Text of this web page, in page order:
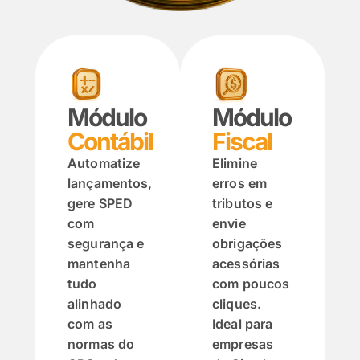
Módulo
Contábil
Automatize
lançamentos,
gere SPED
com
segurança e
mantenha
tudo
alinhado
com as
normas do
Módulo
Fiscal
Elimine
erros em
tributos e
envie
obrigações
acessórias
com poucos
cliques.
Ideal para
empresas